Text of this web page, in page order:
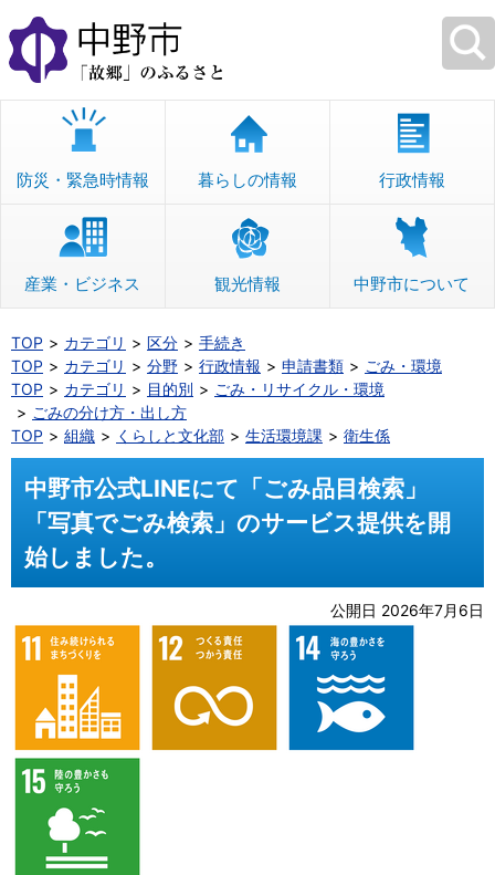
本
文
へ
移
防災・緊急時情報 暮らしの情報 行政情報
産業・ビジネス 観光情報 中野市について
TOP カテゴリ 区分
手続き
TOP
カテゴリ 分野 行政情報 申請書類
ごみ・環境
TOP
カテゴリ 目的別
ごみ・リサイクル・環境
ごみの分け方・出し方
TOP
組織 くらしと文化部 生活環境課 衛生係
中野市公式LINEにて「ごみ品目検索」
「写真でごみ検索」のサービス提供を開
始しました。
公開日 2026年7月6日